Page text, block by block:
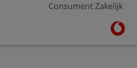
Consument Zakelijk
Ga